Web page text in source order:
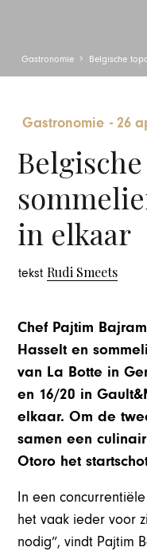
Gastronomie Belgische
Gastronomie -26
in elkaar
tekstRudi Smeets
Chef Pajtim
Hasselt en
van La Botte in
en 16/20 in
elkaar. Om de
samen een
Otoro het
In een
het vaak ieder voor
nodig”, vindt Pajtim